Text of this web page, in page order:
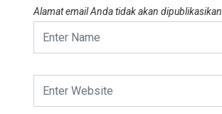
Alamat email Anda tidak akan dipublikasikan.